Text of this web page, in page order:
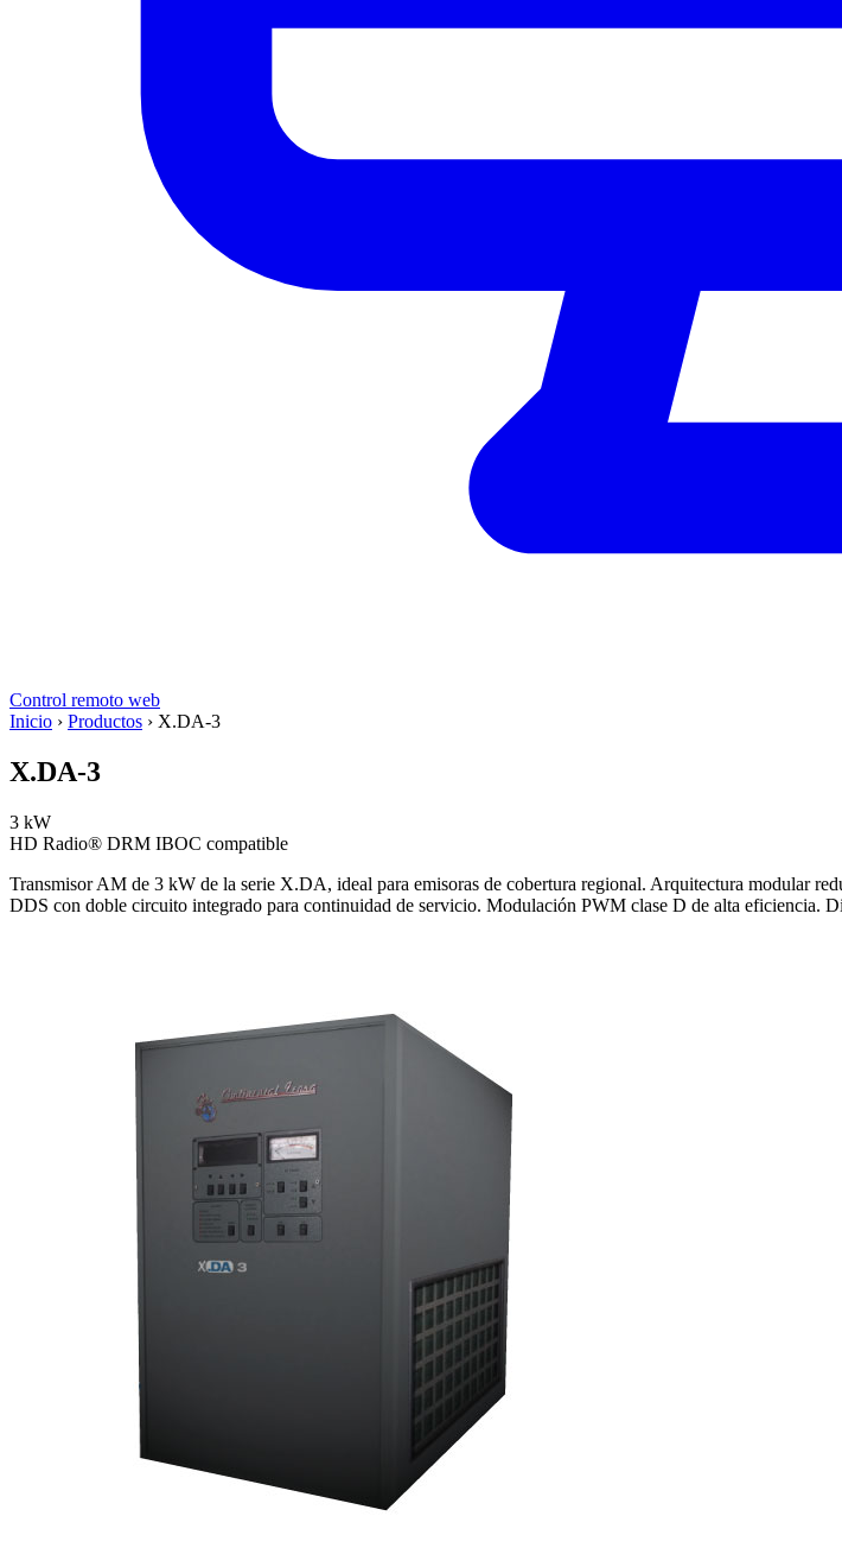
Control remoto web
Inicio › Productos › X.DA-3
X.DA-3
3 kW
HD Radio® DRM IBOC compatible
Transmisor AM de 3 kW de la serie X.DA, ideal para emisoras de cobertura regional. Arquitectura modular
DDS con doble circuito integrado para continuidad de servicio. Modulación PWM clase D de alta eficiencia.